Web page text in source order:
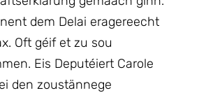
dem Delai eragereecht
Oft géif et zu sou
Eis Deputéiert Carole
den zoustännege